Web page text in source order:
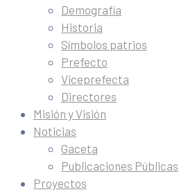
Demografía
Historia
Símbolos patrios
Prefecto
Viceprefecta
Directores
Misión y Visión
Noticias
Gaceta
Publicaciones Públicas
Proyectos